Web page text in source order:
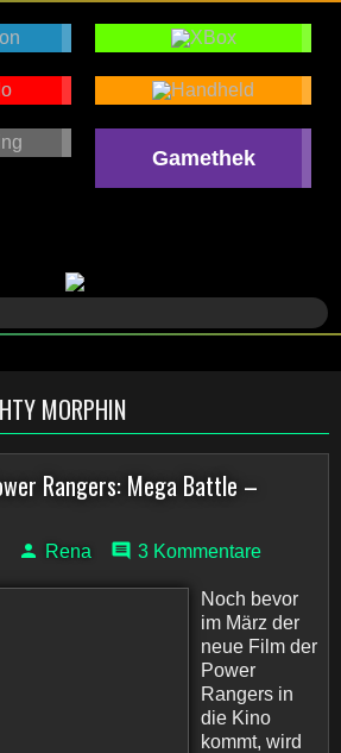
Gamethek
MORPHIN
Rangers: Mega Battle –
Rena 3 Kommentare
Noch bevor
im März der
neue Film der
Power
Rangers in
die Kino
kommt, wird